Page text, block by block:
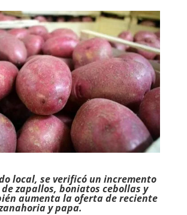
local, se verificó un incremento
zapallos, boniatos cebollas y
aumenta la oferta de reciente
y papa.